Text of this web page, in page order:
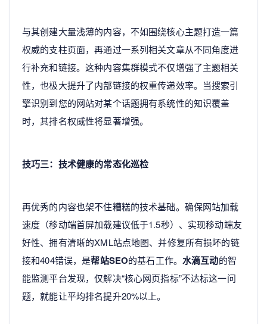
与其创建大量浅薄的内容，不如围绕核心主题打造一篇
权威的支柱页面，再通过一系列相关文章从不同角度进
行补充和链接。这种内容集群模式不仅增强了主题相关
性，也极大提升了内部链接的权重传递效率。当搜索引
擎识别到您的网站对某个话题拥有系统性的知识覆盖
时，其排名权威性将显著增强。
技巧三：技术健康的常态化巡检
再优秀的内容也架不住糟糕的技术基础。确保网站加载
速度（移动端首屏加载建议低于1.5秒）、实现移动端友
好性、拥有清晰的XML站点地图、并修复所有损坏的链
接和404错误，是帮站SEO的基石工作。 水滴互动的智
能监测平台发现，仅解决“核心网页指标”不达标这一问
题，就能让平均排名提升20%以上。